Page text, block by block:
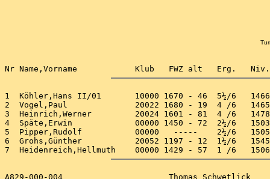
1  Köhler,Hans II/01       10000 1670 - 46  5½/6
2  Vogel,Paul              20022 1680 - 19  4 /6   1465
3  Heinrich,Werner         20024 1601 - 81  4 /6
4  Späte,Erwin             00000 1450 - 72  2½/6   1503
5  Pipper,Rudolf           00000   -----    2½/6
6  Grohs,Günther           20052 1197 - 12  1½/6